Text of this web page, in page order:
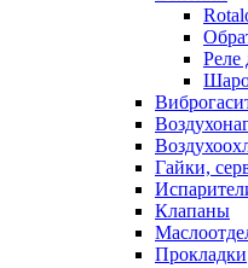
Реле
Гайки,
Клапаны
Прокладки